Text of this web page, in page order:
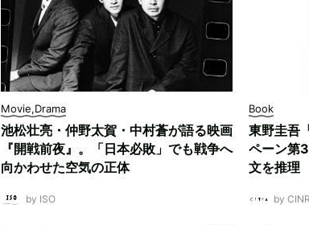
Movie,Drama
池松壮亮・仲野太賀・中村蒼が語る映画
『開戦前夜』。「日本必敗」でも戦争へ
向かわせた空気の正体
by ISO
Book
東野圭吾
ペーン第
文を推理
by